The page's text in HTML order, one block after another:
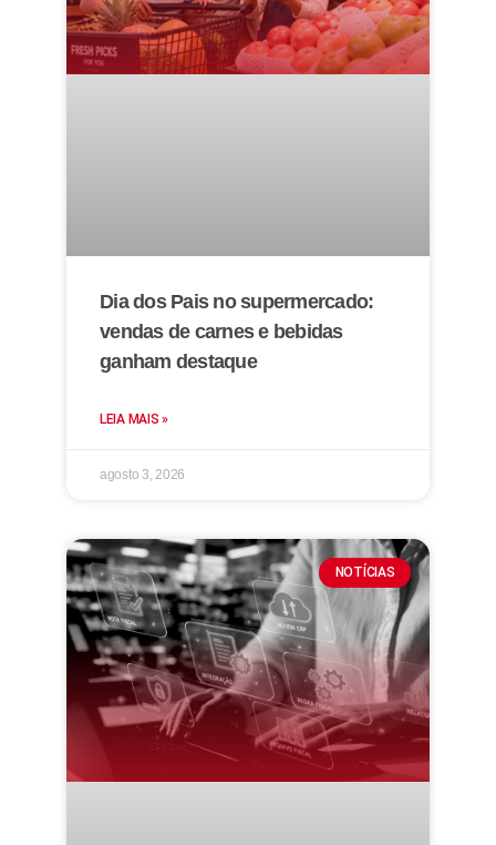
Dia dos Pais no supermercado:
vendas de carnes e bebidas
ganham destaque
LEIA MAIS »
agosto 3, 2026
NOTÍCIAS